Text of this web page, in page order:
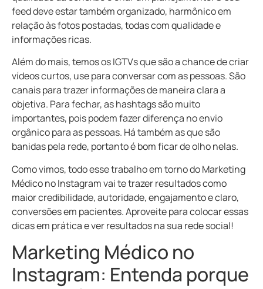
feed deve estar também organizado, harmônico em
relação às fotos postadas, todas com qualidade e
informações ricas.
Além do mais, temos os IGTVs que são a chance de criar
vídeos curtos, use para conversar com as pessoas. São
canais para trazer informações de maneira clara a
objetiva. Para fechar, as hashtags são muito
importantes, pois podem fazer diferença no envio
orgânico para as pessoas. Há também as que são
banidas pela rede, portanto é bom ficar de olho nelas.
Como vimos, todo esse trabalho em torno do Marketing
Médico no Instagram vai te trazer resultados como
maior credibilidade, autoridade, engajamento e claro,
conversões em pacientes. Aproveite para colocar essas
dicas em prática e ver resultados na sua rede social!
Marketing Médico no
Instagram: Entenda porque